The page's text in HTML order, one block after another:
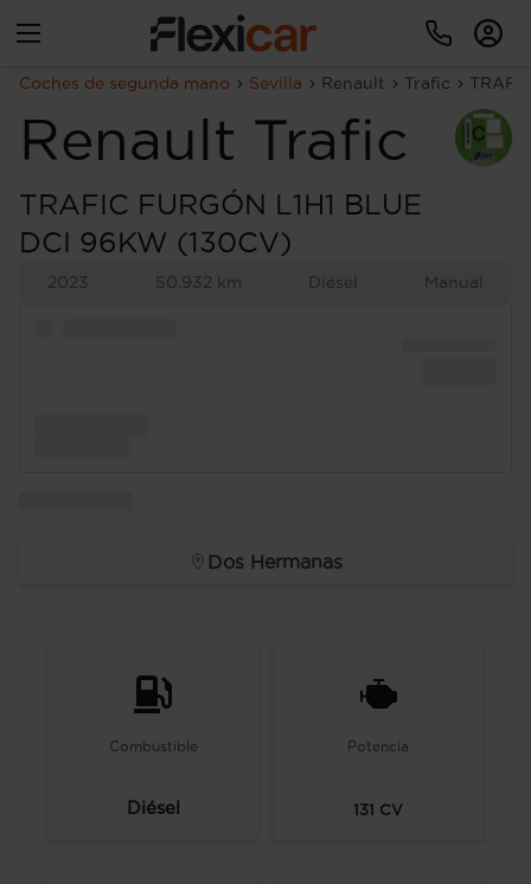
Coches de segunda mano Sevilla Renault Trafic
Renault Trafic
TRAFIC FURGÓN L1H1 BLUE
DCI 96KW (130CV)
2023 50.932 km Diésel Manual
Dos Hermanas
Combustible
Diésel
Potencia
131 CV